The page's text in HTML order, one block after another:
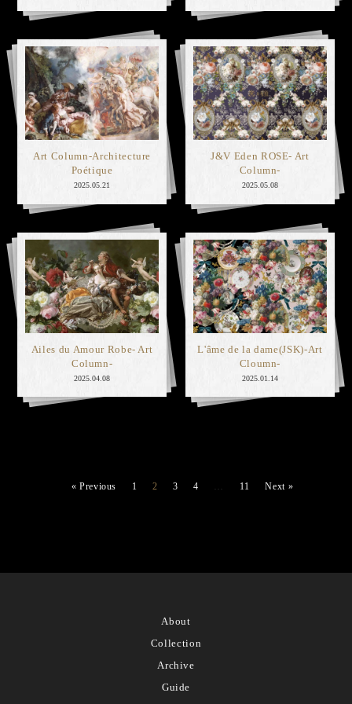
Art Column-Architecture
Poétique
2025.05.21
J&V Eden ROSE- Art
Column-
2025.05.08
Ailes du Amour Robe- Art
Column-
2025.04.08
L'âme de la dame(JSK)-Art
Cloumn-
2025.01.14
« Previous 1 2 3 4 … 11 Next »
About
Collection
Archive
Guide